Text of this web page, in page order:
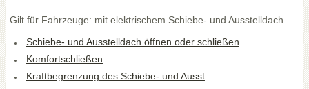
Gilt für Fahrzeuge: mit elektrischem Schiebe- und Ausstelldach
Schiebe- und Ausstelldach öffnen oder schließen
Komfortschließen
Kraftbegrenzung des Schiebe- und Ausst